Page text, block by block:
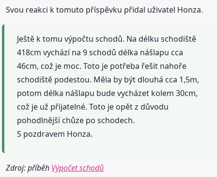
Svou reakci k tomuto příspěvku přidal uživatel Honza.
Ještě k tomu výpočtu schodů. Na délku schodiště
418cm vychází na 9 schodů délka nášlapu cca
46cm, což je moc. Toto je potřeba řešit nahoře
schodiště podestou. Měla by být dlouhá cca 1,5m,
potom délka nášlapu bude vycházet kolem 30cm,
což je už přijatelné. Toto je opět z důvodu
pohodlnější chůze po schodech.
S pozdravem Honza.
Zdroj: příběh Výpočet schodů